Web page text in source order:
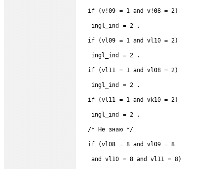
  if (v!09 = 1 and v!08 = 2)
   ingl_ind = 2 .
  if (vl09 = 1 and vl10 = 2)
   ingl_ind = 2 .
  if (vl11 = 1 and vl08 = 2)
   ingl_ind = 2 .
  if (vl11 = 1 and vk10 = 2)
   ingl_ind = 2 .
  /* He знаю */
  if (vl08 = 8 and vl09 = 8
   and vl10 = 8 and vl11 = 8)